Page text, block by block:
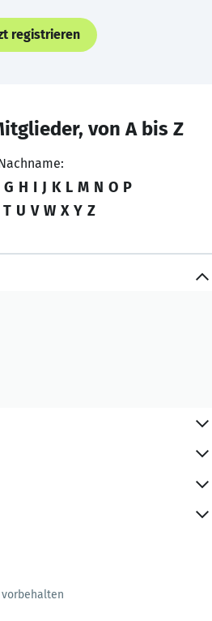
registrieren
von A bis Z
G H I J K L M N O P
T U V W X Y Z